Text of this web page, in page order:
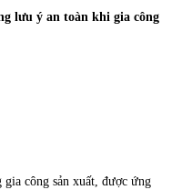
lưu ý an toàn khi gia công
công sản xuất, được ứng